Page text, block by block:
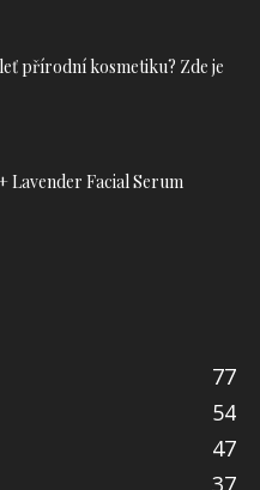
přírodní kosmetiku? Zde je
Lavender Facial Serum
77
54
47
37